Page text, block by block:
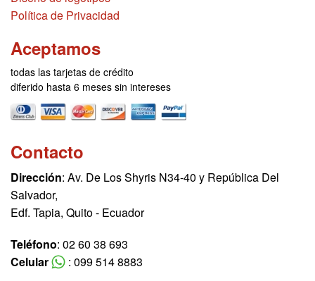
Política de Privacidad
Aceptamos
todas las tarjetas de crédito
diferido hasta 6 meses sin intereses
Contacto
Dirección: Av. De Los Shyris N34-40 y República Del
Salvador,
Edf. Tapia, Quito - Ecuador
Teléfono: 02 60 38 693
Celular
: 099 514 8883